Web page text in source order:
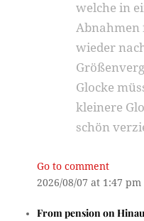
welche in
Abnahmen
wieder
Glocke
kleinere
schön
Go to comment
2026/08/07 at 1:47 pm
Frompensionon